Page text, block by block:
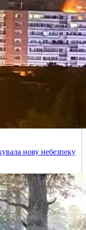
нову небезпеку